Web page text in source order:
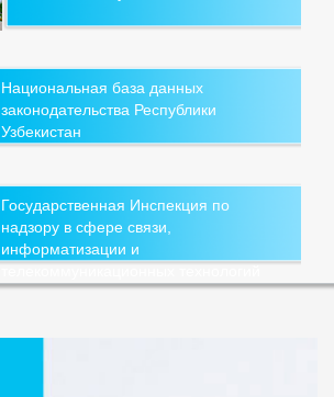
Национальная база данных
законодательства Республики
Узбекистан
Государственная Инспекция по
надзору в сфере связи,
информатизации и